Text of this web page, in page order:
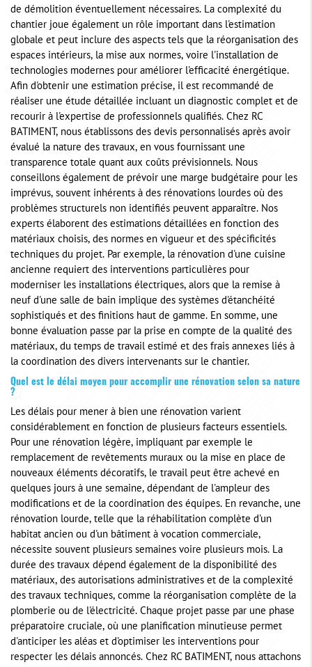
de démolition éventuellement nécessaires. La complexité du
chantier joue également un rôle important dans l'estimation
globale et peut inclure des aspects tels que la réorganisation des
espaces intérieurs, la mise aux normes, voire l'installation de
technologies modernes pour améliorer l'efficacité énergétique.
Afin d'obtenir une estimation précise, il est recommandé de
réaliser une étude détaillée incluant un diagnostic complet et de
recourir à l'expertise de professionnels qualifiés. Chez RC
BATIMENT, nous établissons des devis personnalisés après avoir
évalué la nature des travaux, en vous fournissant une
transparence totale quant aux coûts prévisionnels. Nous
conseillons également de prévoir une marge budgétaire pour les
imprévus, souvent inhérents à des rénovations lourdes où des
problèmes structurels non identifiés peuvent apparaître. Nos
experts élaborent des estimations détaillées en fonction des
matériaux choisis, des normes en vigueur et des spécificités
techniques du projet. Par exemple, la rénovation d'une cuisine
ancienne requiert des interventions particulières pour
moderniser les installations électriques, alors que la remise à
neuf d'une salle de bain implique des systèmes d'étanchéité
sophistiqués et des finitions haut de gamme. En somme, une
bonne évaluation passe par la prise en compte de la qualité des
matériaux, du temps de travail estimé et des frais annexes liés à
la coordination des divers intervenants sur le chantier.
Quel est le délai moyen pour accomplir une rénovation selon sa nature
?
Les délais pour mener à bien une rénovation varient
considérablement en fonction de plusieurs facteurs essentiels.
Pour une rénovation légère, impliquant par exemple le
remplacement de revêtements muraux ou la mise en place de
nouveaux éléments décoratifs, le travail peut être achevé en
quelques jours à une semaine, dépendant de l'ampleur des
modifications et de la coordination des équipes. En revanche, une
rénovation lourde, telle que la réhabilitation complète d'un
habitat ancien ou d'un bâtiment à vocation commerciale,
nécessite souvent plusieurs semaines voire plusieurs mois. La
durée des travaux dépend également de la disponibilité des
matériaux, des autorisations administratives et de la complexité
des travaux techniques, comme la réorganisation complète de la
plomberie ou de l'électricité. Chaque projet passe par une phase
préparatoire cruciale, où une planification minutieuse permet
d'anticiper les aléas et d'optimiser les interventions pour
respecter les délais annoncés. Chez RC BATIMENT, nous attachons